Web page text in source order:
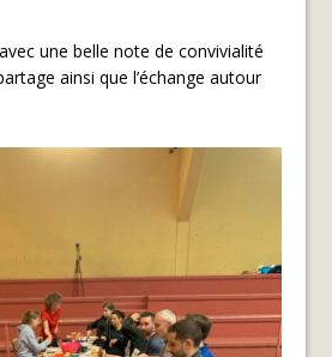
une belle note de convivialité
ainsi que l’échange autour